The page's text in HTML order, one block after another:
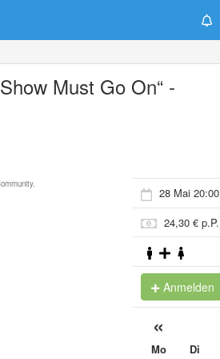
Must Go On“ -
28 Mai 20:00
24,30 € p.P.
Anmelden
«
Mo Di